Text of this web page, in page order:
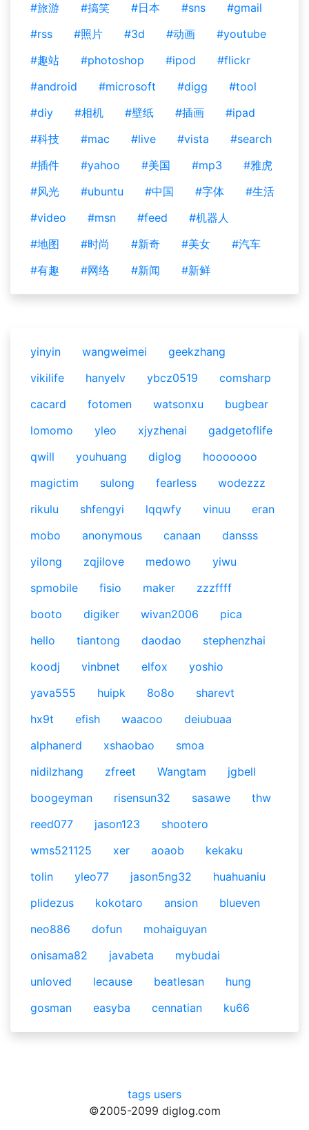
#旅游
#搞笑 #日本 #sns
#gmail
#rss
#照片 #3d #动画
#youtube
#趣站
#photoshop #ipod
#flickr
#android
#microsoft #digg
#tool
#diy
#相机 #壁纸 #插画
#ipad
#科技
#mac #live #vista
#search
#插件
#yahoo #美国 #mp3
#雅虎
#风光
#ubuntu #中国 #字体
#生活
#video
#msn #feed
#机器人
#地图
#时尚 #新奇 #美女
#汽车
#有趣
#网络 #新闻 #新鲜
yinyin wangweimei
geekzhang
vikilife
hanyelv ybcz0519
comsharp
cacard
fotomen watsonxu
bugbear
lomomo
yleo xjyzhenai
gadgetoflife
qwill
youhuang diglog
hooooooo
magictim
sulong fearless
wodezzz
rikulu
shfengyi lqqwfy vinuu
eran
mobo
anonymous canaan
dansss
yilong
zqjilove medowo
yiwu
spmobile
fisio maker
zzzffff
booto
digiker wivan2006
pica
hello
tiantong daodao
stephenzhai
koodj
vinbnet elfox
yoshio
yava555
huipk 8o8o
sharevt
hx9t
efish waacoo
deiubuaa
alphanerd
xshaobao
smoa
nidilzhang
zfreet Wangtam
jgbell
boogeyman
risensun32 sasawe
thw
reed077
jason123
shootero
wms521125
xer aoaob
kekaku
tolin
yleo77 jason5ng32
huahuaniu
plidezus
kokotaro ansion
blueven
neo886
dofun
mohaiguyan
onisama82
javabeta
mybudai
unloved
lecause beatlesan
hung
gosman
easyba cennatian ku66
tags users
©2005-2099 diglog.com